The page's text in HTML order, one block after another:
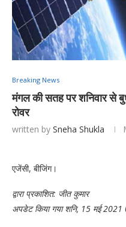
Breaking News
मंगल की सतह पर शनिवार से
रोवर
written by Sneha Shukla
एजेंसी, बीजिंग।
द्वारा प्रकाशित: जीत कुमार
अपडेट किया गया शनि, 15 मई